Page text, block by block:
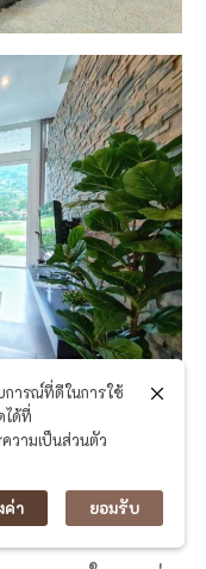
มไปด้วย
าพักผ่อน ที่พัก พูล
การณ์ที่ดีในการใช้
ได้ที่
วามเป็นส่วนตัว
ค่า ยอมรับ